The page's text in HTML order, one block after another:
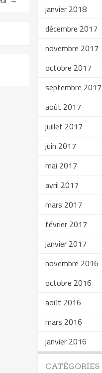
janvier 2018
décembre 2017
novembre 2017
octobre 2017
septembre 2017
août 2017
juillet 2017
juin 2017
mai 2017
avril 2017
mars 2017
février 2017
janvier 2017
novembre 2016
octobre 2016
août 2016
mars 2016
janvier 2016
CATÉGORIES